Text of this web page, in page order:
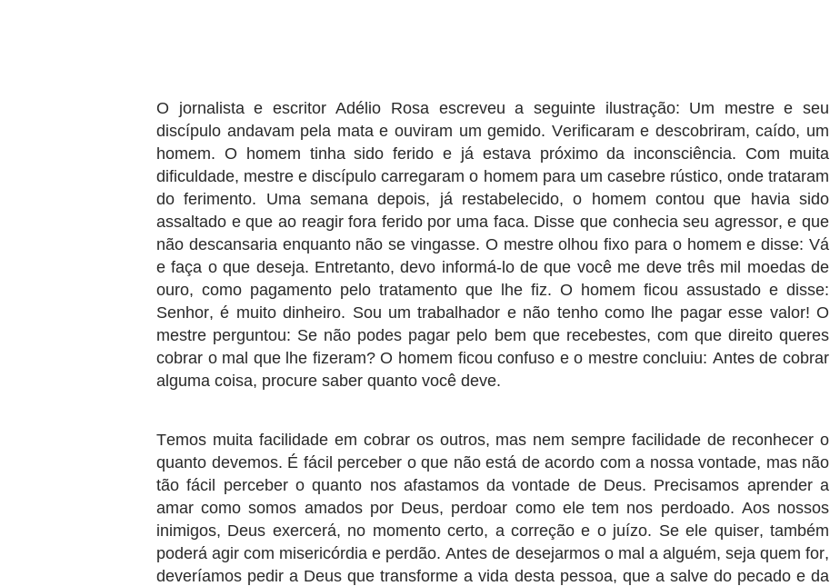
O jornalista e escritor Adélio Rosa escreveu a seguinte ilustração: Um mestre e seu
discípulo andavam pela mata e ouviram um gemido. Verificaram e descobriram, caído, um
homem. O homem tinha sido ferido e já estava próximo da inconsciência. Com muita
dificuldade, mestre e discípulo carregaram o homem para um casebre rústico, onde trataram
do ferimento. Uma semana depois, já restabelecido, o homem contou que havia sido
assaltado e que ao reagir fora ferido por uma faca. Disse que conhecia seu agressor, e que
não descansaria enquanto não se vingasse. O mestre olhou fixo para o homem e disse: Vá
e faça o que deseja. Entretanto, devo informá-lo de que você me deve três mil moedas de
ouro, como pagamento pelo tratamento que lhe fiz. O homem ficou assustado e disse:
Senhor, é muito dinheiro. Sou um trabalhador e não tenho como lhe pagar esse valor! O
mestre perguntou: Se não podes pagar pelo bem que recebestes, com que direito queres
cobrar o mal que lhe fizeram? O homem ficou confuso e o mestre concluiu: Antes de cobrar
alguma coisa, procure saber quanto você deve.
Temos muita facilidade em cobrar os outros, mas nem sempre facilidade de reconhecer o
quanto devemos. É fácil perceber o que não está de acordo com a nossa vontade, mas não
tão fácil perceber o quanto nos afastamos da vontade de Deus. Precisamos aprender a
amar como somos amados por Deus, perdoar como ele tem nos perdoado. Aos nossos
inimigos, Deus exercerá, no momento certo, a correção e o juízo. Se ele quiser, também
poderá agir com misericórdia e perdão. Antes de desejarmos o mal a alguém, seja quem for,
deveríamos pedir a Deus que transforme a vida desta pessoa, que a salve do pecado e da